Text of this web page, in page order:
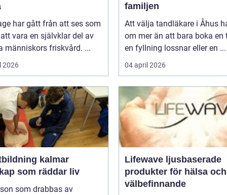
har gått från att ses som
vara en självklar del av
människors friskvård. ...
2026
familjen
Att välja tandläkare i Åhus
om mer än att bara boka en
en fyllning lossnar eller en ...
04 april 2026
kalmar
som räddar liv
som drabbas av
Lifewave ljusbaserade
produkter för hälsa och
välbefinnande